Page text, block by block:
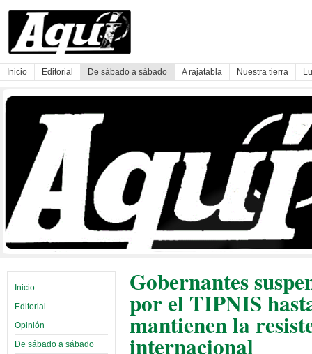
Inicio Editorial De sábado a sábado A rajatabla Nuestra tierra
Inicio
Editorial
Opinión
De sábado a sábado
Gobernantes
por el TIPNIS
mantienen la
internacional